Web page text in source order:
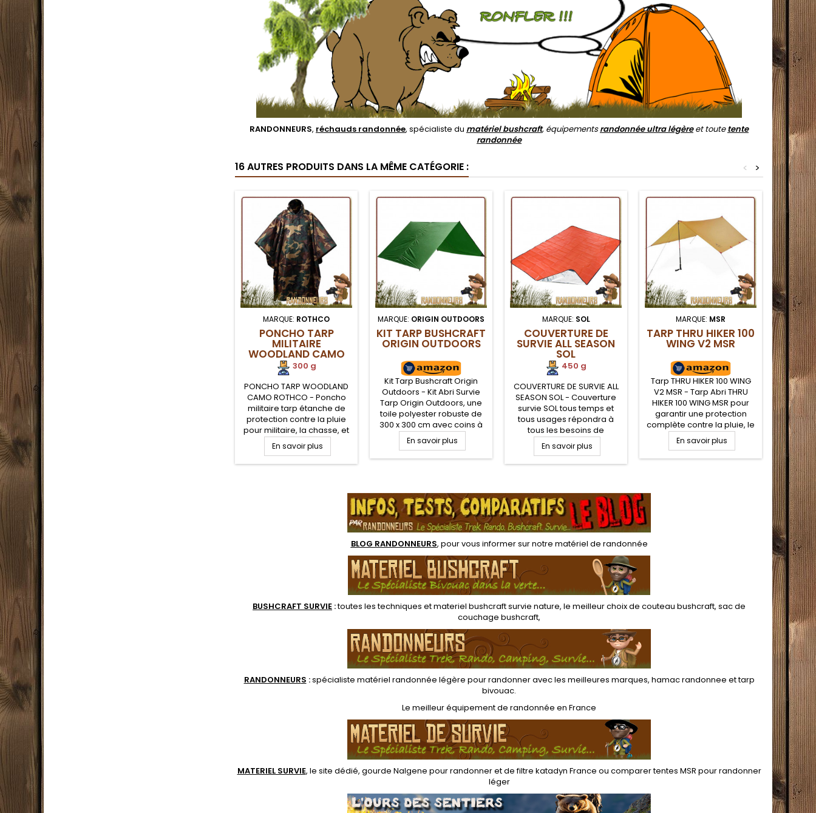
RANDONNEURS, réchauds randonnée, spécialiste du matériel bushcraft, équipementsrandonnée ultra légèreet toutetente
randonnée
16 AUTRES PRODUITS DANS LA MÊME CATÉGORIE : >
<
MARQUE: ROTHCO
PONCHO TARP
MILITAIRE
WOODLAND CAMO
ROTHCO
300 g
PONCHO TARP WOODLAND
CAMO ROTHCO - Poncho
militaire tarp étanche de
protection contre la pluie
pour militaire, la chasse, et
la survie bushcraft. Poncho
militaire avec capuche et
visière. Poncho polyester
En savoir plus
MARQUE: ORIGIN OUTDOORS
KIT TARP BUSHCRAFT
ORIGIN OUTDOORS
Kit Tarp Bushcraft Origin
Outdoors - Kit Abri Survie
Tarp Origin Outdoors, une
toile polyester robuste de
300 x 300 cm avec coins à
sangles intégrées. Ce Tarp
robuste colonne d'eau 3000
mm est déperlant et
nature par temps humide et
pluvieux. Fourni avec
piquets et haubans pour un
montage rapide.
En savoir plus
MARQUE: SOL
COUVERTURE DE
SURVIE ALL SEASON
SOL
450 g
COUVERTURE DE SURVIE ALL
SEASON SOL - Couverture
survie SOL tous temps et
tous usages répondra à
tous les besoins de
première urgence.
Compacte, Coupe Vent,
Imperméable, cette
pour le corps, comme de
tapis de sol et d'abri tarp de
protection
En savoir plus
MARQUE: MSR
TARP THRU HIKER 100
WING V2 MSR
Tarp THRU HIKER 100 WING
V2 MSR - Tarp Abri THRU
HIKER 100 WING MSR pour
garantir une protection
complète contre la pluie, le
vent mais aussi contre
soleil. Bâche de couverture
ultra légère pour 2 à 4
tente Thru Hiker Mesh House
En savoir plus
tarp
survie
poncho
peut
bâche,
BLOG RANDONNEURS, pour vous informer sur notre matériel de randonnée
BUSHCRAFT SURVIE :toutes les techniques etmateriel bushcraft survie nature, le meilleur choix de couteau bushcraft, sac de
couchage bushcraft,
RANDONNEURS :spécialiste matériel randonnée légère pour randonner avec les meilleures marques, hamac randonnee ettarp
bivouac.
Le meilleur équipement de randonnée en France
MATERIEL SURVIE, le site dédié, gourde Nalgene pour randonneret defiltre katadyn France ou comparer tentes MSR pour randonner
léger